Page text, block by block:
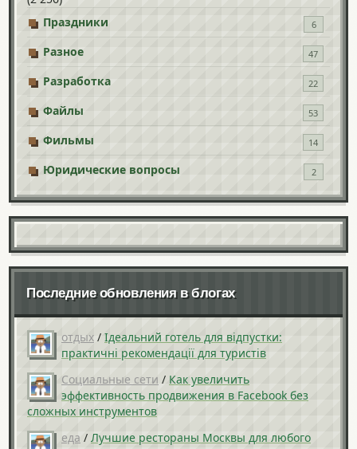
Праздники
6
Разное 47
Разработка 22
Файлы 53
Фильмы 14
Юридические вопросы 2
Последние обновления в блогах
отдых / Ідеальний готель для відпустки:
практичні рекомендації для туристів
Социальные сети / Как увеличить
эффективность продвижения в Facebook без
сложных инструментов
еда / Лучшие рестораны Москвы для любого